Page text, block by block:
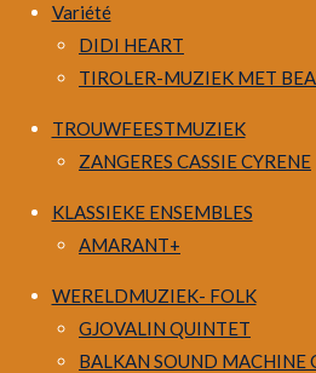
Variété
DIDI HEART
TIROLER-MUZIEK MET
TROUWFEESTMUZIEK
ZANGERES CASSIE CYRENE
KLASSIEKE ENSEMBLES
AMARANT+
WERELDMUZIEK- FOLK
GJOVALIN QUINTET
BALKAN SOUND MACHINE